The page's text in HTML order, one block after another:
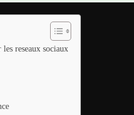
reseaux sociaux